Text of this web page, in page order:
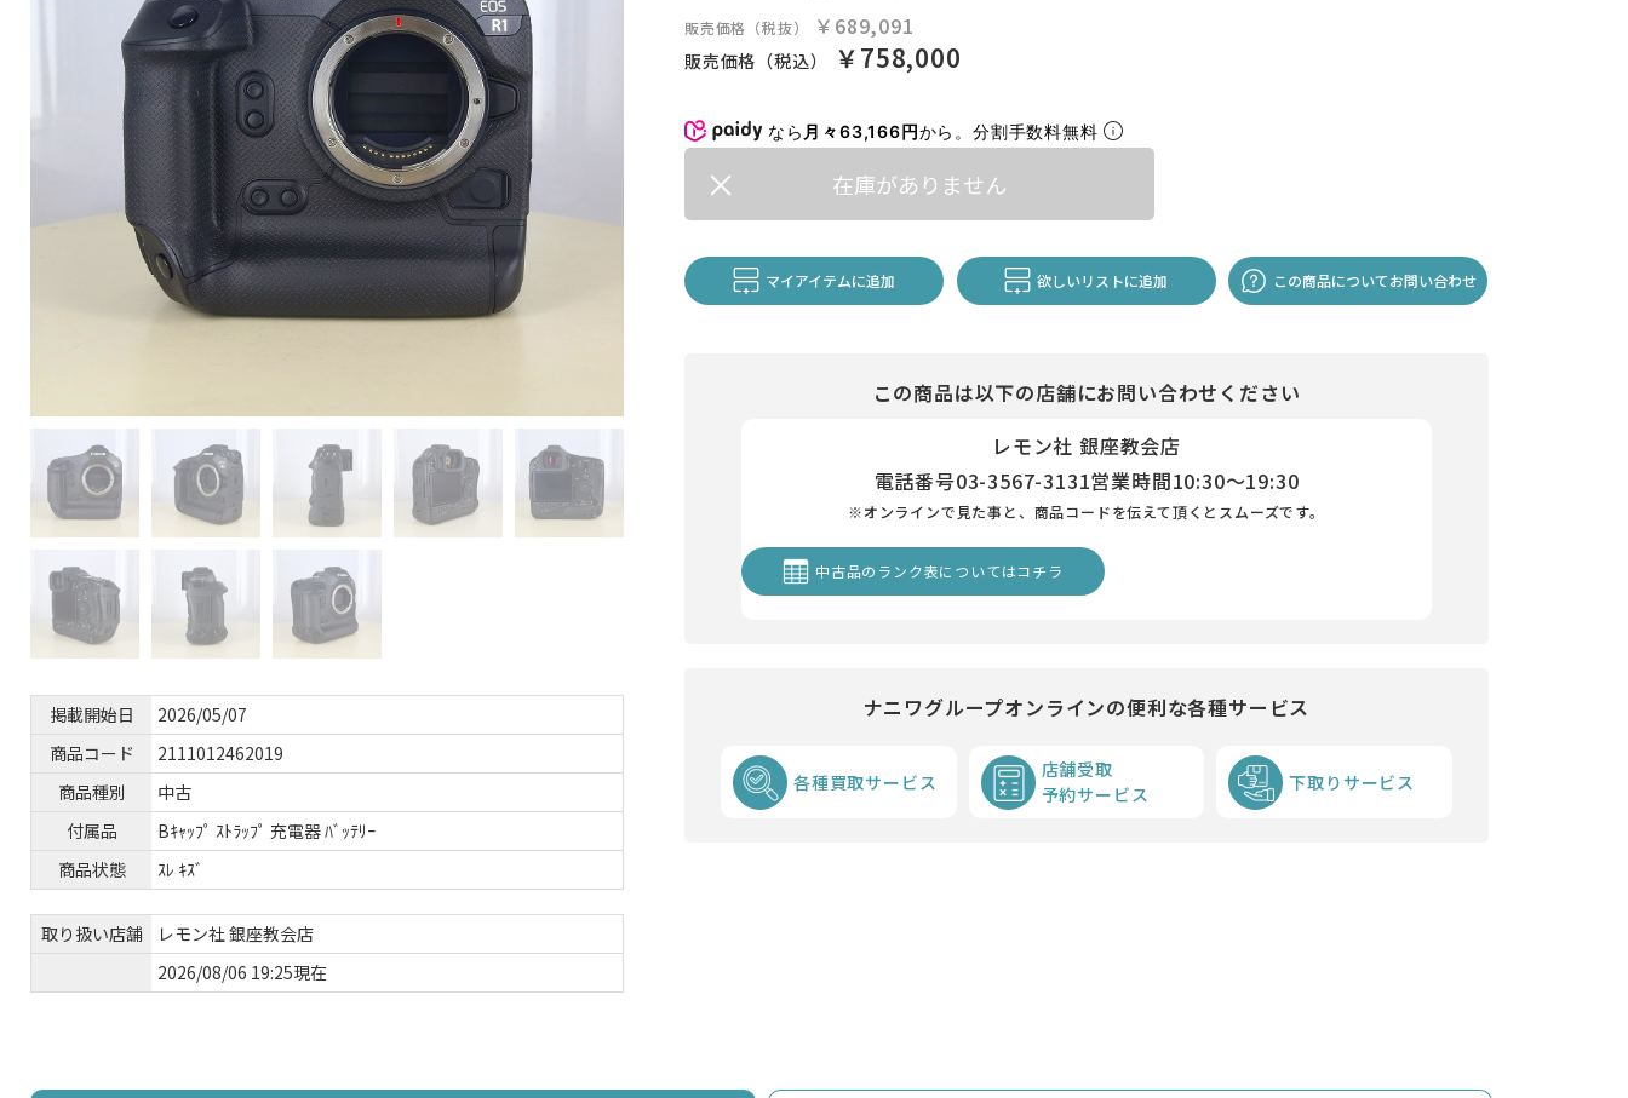
掲載開始日
2026/05/07
商品コード
2111012462019
商品種別
中古
付属品
Bｷｬｯﾌﾟ ｽﾄﾗｯﾌﾟ 充電器 ﾊﾞｯﾃﾘｰ
商品状態
ｽﾚ ｷｽﾞ
取り扱い店舗
レモン社 銀座教会店
2026/08/06 19:25現在
販売価格（税抜） ￥689,091
販売価格（税込） ￥758,000
なら 月々63,166円から。分割手数料無料
在庫がありません
マイアイテムに追加 欲しいリストに追加 この商品についてお問い合わせ
この商品は以下の店舗にお問い合わせください
レモン社 銀座教会店
電話番号03-3567-3131営業時間10:30～19:30
※オンラインで見た事と、商品コードを伝えて頂くとスムーズです。
中古品のランク表についてはコチラ
ナニワグループオンラインの便利な各種サービス
各種買取サービス
店舗受取
予約サービス
下取りサービス